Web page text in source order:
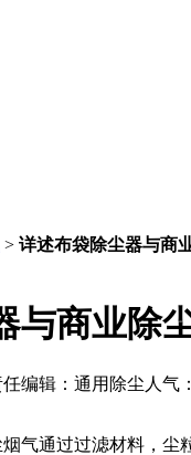
> 详述布袋除尘器与商
与商业除
任编辑：通用除尘 人气：
气通过过滤材料，尘